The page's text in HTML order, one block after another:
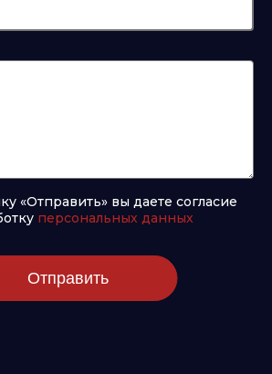
«Отправить» вы даете согласие
персональных данных
Отправить